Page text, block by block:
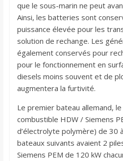
que le sous-marin ne peut
Ainsi, les batteries sont
puissance élevée pour les
solution de rechange. Les
également conservés pour
pour le fonctionnement en
diesels moins souvent et de
augmentera la furtivité.
Le premier bateau allemand,
combustible HDW / Siemens
d’électrolyte polymère) de 30
bateaux suivants avaient 2
Siemens PEM de 120 kW